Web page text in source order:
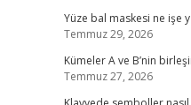
Yüze bal maskesi ne işe
Temmuz 29, 2026
Kümeler A ve B’nin
Temmuz 27, 2026